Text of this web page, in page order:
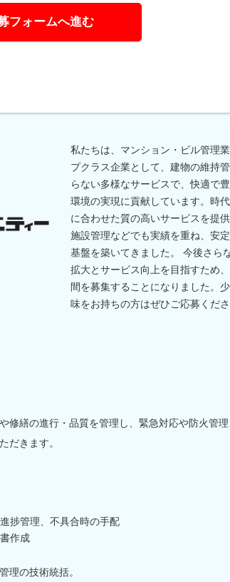
フォームへ進む
私たちは、マンション・ビル管理
プクラス企業として、建物の維持
らない多様なサービスで、快適で
環境の実現に貢献しています。時
に合わせた質の高いサービスを提
施設管理などでも実績を重ね、安
基盤を築いてきました。 今後さら
拡大とサービス向上を目指すため
間を募集することになりました。
味をお持ちの方はぜひご応募くださ
修繕の進行・品質を管理し、緊急対応や防火管
だきます。
捗管理、不具合時の手配
作成
理の技術統括。